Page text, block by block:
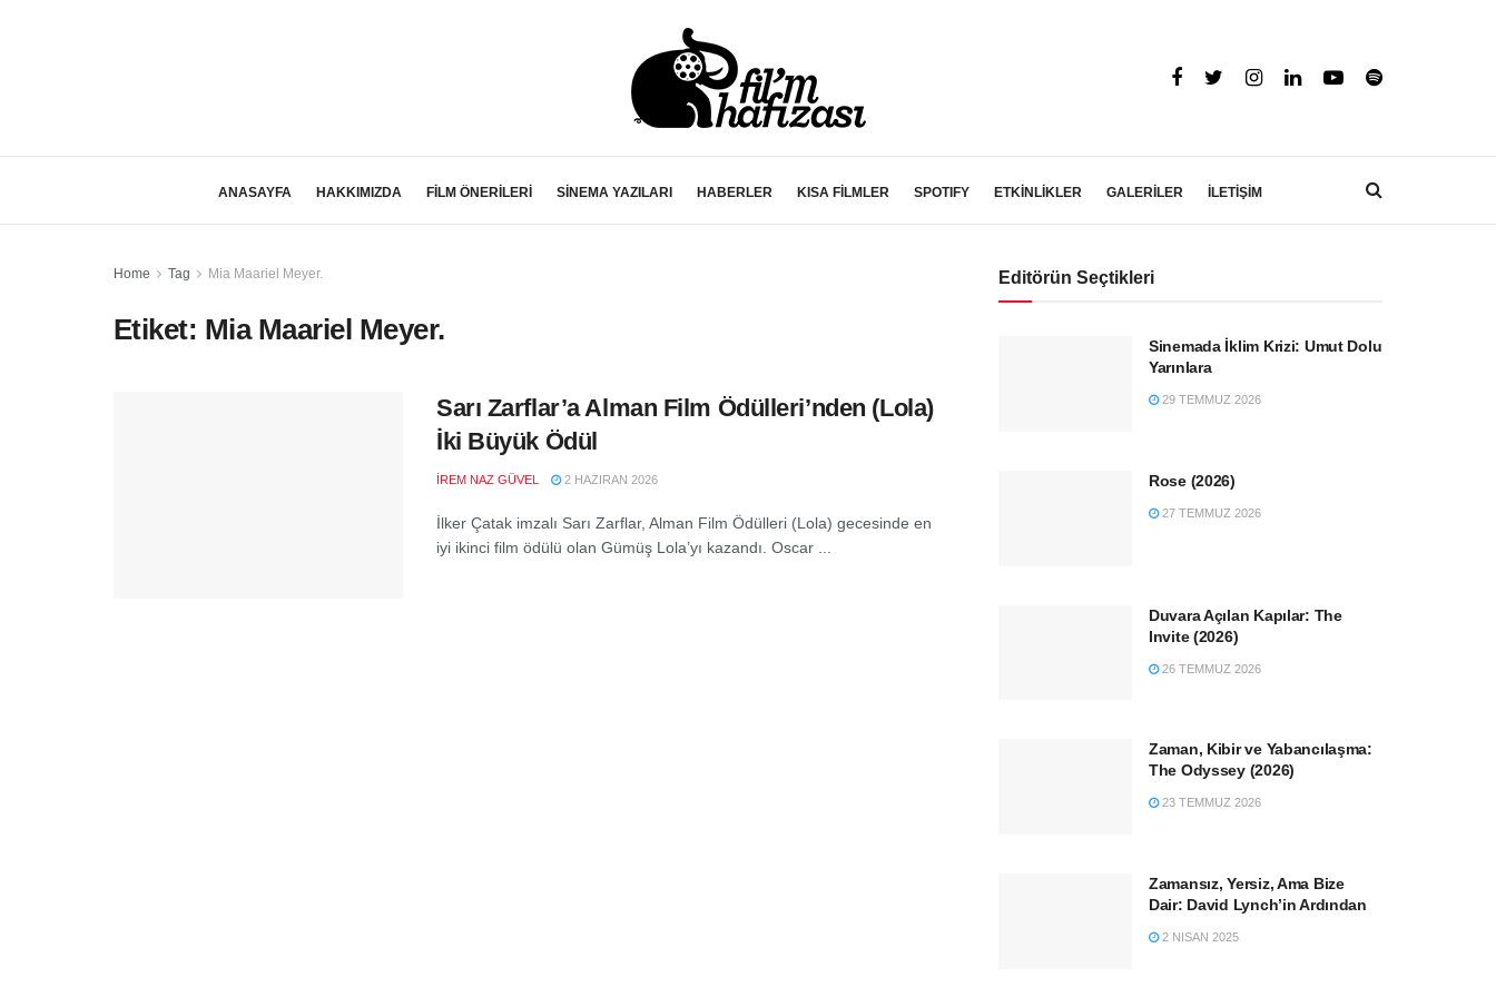
ANASAYFA HAKKIMIZDA FİLM ÖNERİLERİ SİNEMA YAZILARI HABERLER KISA FİLMLER SPOTIFY ETKİNLİKLER GALERİLER İLETİŞİM
Home Tag Mia Maariel Meyer.
Etiket: Mia Maariel Meyer.
Sarı Zarflar’a Alman Film Ödülleri’nden (Lola)
İki Büyük Ödül
İREM NAZ GÜVEL 2 HAZIRAN 2026
İlker Çatak imzalı Sarı Zarflar, Alman Film Ödülleri (Lola) gecesinde en
iyi ikinci film ödülü olan Gümüş Lola’yı kazandı. Oscar ...
Editörün Seçtikleri
Sinemada İklim Krizi: Umut Dolu
Yarınlara
29 TEMMUZ 2026
Rose (2026)
27 TEMMUZ 2026
Duvara Açılan Kapılar: The
Invite (2026)
26 TEMMUZ 2026
Zaman, Kibir ve Yabancılaşma:
The Odyssey (2026)
23 TEMMUZ 2026
Zamansız, Yersiz, Ama Bize
Dair: David Lynch’in Ardından
2 NISAN 2025